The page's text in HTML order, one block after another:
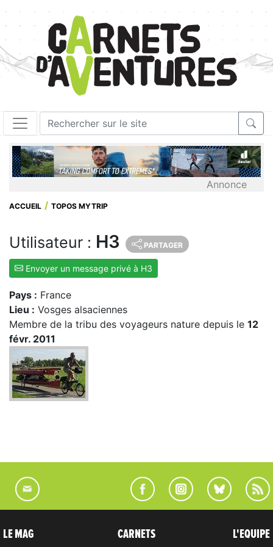
Annonce
ACCUEIL TOPOS MYTRIP
Utilisateur : H3 PARTAGER
Envoyer un message privé à H3
Pays : France
Lieu : Vosges alsaciennes
Membre de la tribu des voyageurs nature depuis le 12
févr. 2011
LE MAG CARNETS L'EQUIPE